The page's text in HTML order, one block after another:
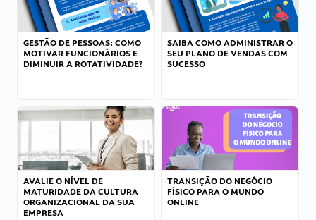
GESTÃO DE PESSOAS: COMO
MOTIVAR FUNCIONÁRIOS E
DIMINUIR A ROTATIVIDADE?
SAIBA COMO ADMINISTRAR O
SEU PLANO DE VENDAS COM
SUCESSO
AVALIE O NÍVEL DE
MATURIDADE DA CULTURA
ORGANIZACIONAL DA SUA
EMPRESA
TRANSIÇÃO DO NEGÓCIO
FÍSICO PARA O MUNDO
ONLINE